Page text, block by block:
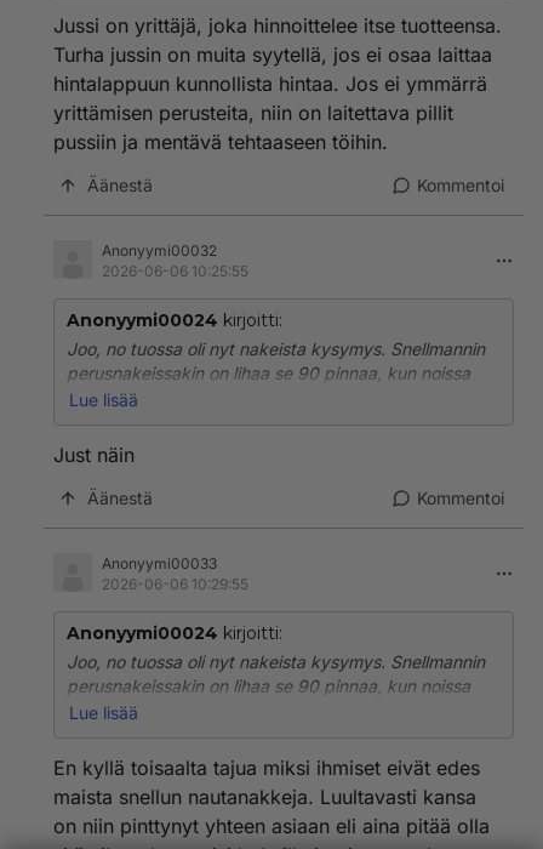
Jussi on yrittäjä, joka hinnoittelee itse tuotteensa.
Turha jussin on muita syytellä, jos ei osaa laittaa
hintalappuun kunnollista hintaa. Jos ei ymmärrä
yrittämisen perusteita, niin on laitettava pillit
pussiin ja mentävä tehtaaseen töihin.
Äänestä Kommentoi
Anonyymi00032
2026-06-06 10:25:55
Anonyymi00024 kirjoitti:
Joo, no tuossa oli nyt nakeista kysymys. Snellmannin
perusnakeissakin on lihaa se 90 pinnaa, kun noissa
tuon yhden hehkuttamissa nautanakeissa vain 70.
Lue lisää
Just näin
Äänestä Kommentoi
Anonyymi00033
2026-06-06 10:29:55
Anonyymi00024 kirjoitti:
Joo, no tuossa oli nyt nakeista kysymys. Snellmannin
perusnakeissakin on lihaa se 90 pinnaa, kun noissa
tuon yhden hehkuttamissa nautanakeissa vain 70.
Lue lisää
En kyllä toisaalta tajua miksi ihmiset eivät edes
maista snellun nautanakkeja. Luultavasti kansa
on niin pinttynyt yhteen asiaan eli aina pitää olla